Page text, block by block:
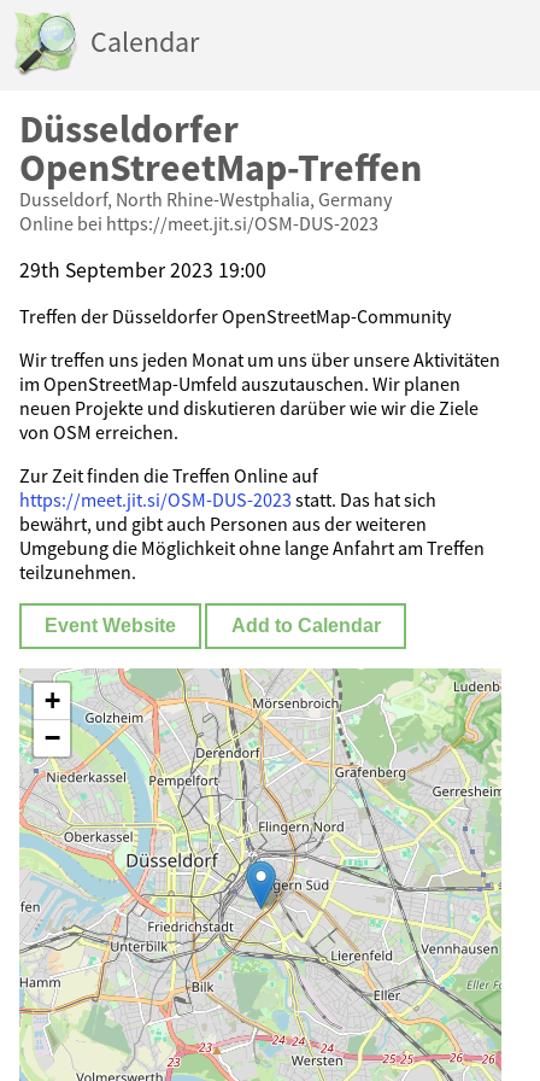
Calendar
Düsseldorfer
OpenStreetMap-Treffen
Dusseldorf, North Rhine-Westphalia, Germany
Online bei https://meet.jit.si/OSM-DUS-2023
29th September 2023 19:00
Treffen der Düsseldorfer OpenStreetMap-Community
Wir treffen uns jeden Monat um uns über unsere Aktivitäten
im OpenStreetMap-Umfeld auszutauschen. Wir planen
neuen Projekte und diskutieren darüber wie wir die Ziele
von OSM erreichen.
Zur Zeit finden die Treffen Online auf
https://meet.jit.si/OSM-DUS-2023 statt. Das hat sich
bewährt, und gibt auch Personen aus der weiteren
Umgebung die Möglichkeit ohne lange Anfahrt am Treffen
teilzunehmen.
Event Website Add to Calendar
+
−